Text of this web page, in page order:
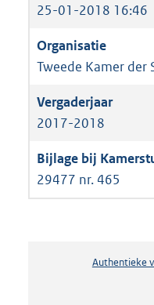
25-01-2018 16:46
Tweede Kamer der
2017-2018
29477 nr. 465
Authentieke